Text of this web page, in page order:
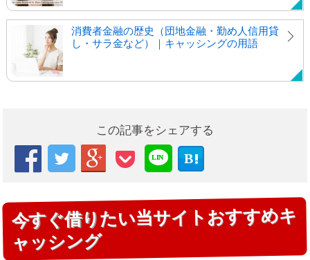
消費者金融の歴史（団地金融・勤め人信用貸
し・サラ金など）｜キャッシングの用語
この記事をシェアする
   
LIN
E
B
今すぐ借りたい当サイトおすすめキ
ャッシング